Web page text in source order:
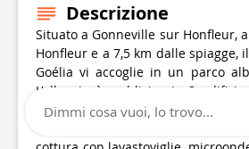
Descrizione
Situato a Gonneville sur Honfleur,
Honfleur e a 7,5 km dalle spiagge,
Goélia vi accoglie in un parco
L'alloggio è suddiviso in 8 edifici
conduce al castello di
confortevoli e ben attrezzati,
Dimmi cosa vuoi, lo trovo...